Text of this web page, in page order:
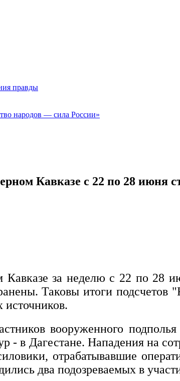
правды
народов — сила России»
Кавказе с 22 по 28 июня
за неделю с 22 по 28
Таковы итоги подсчетов
вооруженного
- в Дагестане. Нападения на
отрабатывавшие
два подозреваемых в